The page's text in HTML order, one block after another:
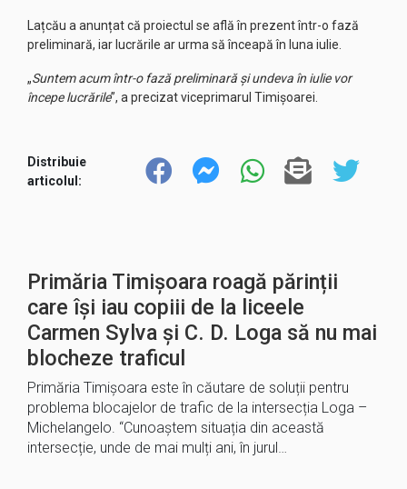
Lațcău a anunțat că proiectul se află în prezent într-o fază
preliminară, iar lucrările ar urma să înceapă în luna iulie.
„Suntem acum într-o fază preliminară și undeva în iulie vor
începe lucrările”, a precizat viceprimarul Timișoarei.
Distribuie
articolul:
Primăria Timișoara roagă părinții
care își iau copiii de la liceele
Carmen Sylva și C. D. Loga să nu mai
blocheze traficul
Primăria Timișoara este în căutare de soluții pentru
problema blocajelor de trafic de la intersecția Loga –
Michelangelo. “Cunoaștem situația din această
intersecție, unde de mai mulți ani, în jurul…